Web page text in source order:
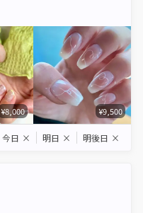
¥8,000 ¥9,500
今日 × 明日 × 明後日 ×